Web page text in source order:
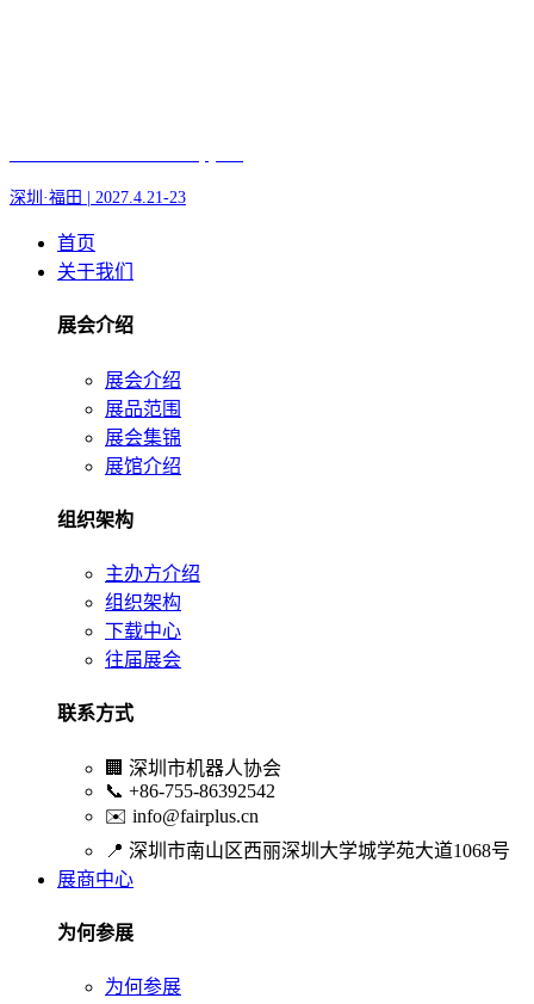
深圳·福田 | 2027.4.21-23
首页
关于我们
展会介绍
展会介绍
展品范围
展会集锦
展馆介绍
组织架构
主办方介绍
组织架构
下载中心
往届展会
联系方式
🏢 深圳市机器人协会
📞 +86-755-86392542
✉️ info@fairplus.cn
📍 深圳市南山区西丽深圳大学城学苑大道1068号
展商中心
为何参展
为何参展